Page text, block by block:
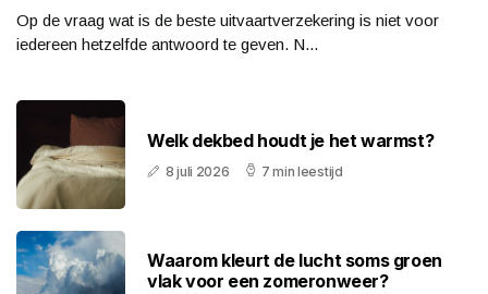
Op de vraag wat is de beste uitvaartverzekering is niet voor
iedereen hetzelfde antwoord te geven. N...
Welk dekbed houdt je het warmst?
8 juli 2026 7 min leestijd
Waarom kleurt de lucht soms groen
vlak voor een zomeronweer?